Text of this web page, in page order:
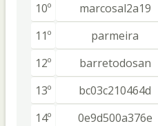
10º
marcosal2a19
11º
parmeira
12º
barretodosan
13º
bc03c210464d
14º
0e9d500a376e